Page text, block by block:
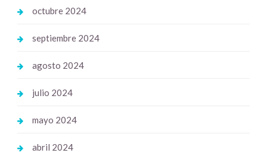
octubre 2024
septiembre 2024
agosto 2024
julio 2024
mayo 2024
abril 2024